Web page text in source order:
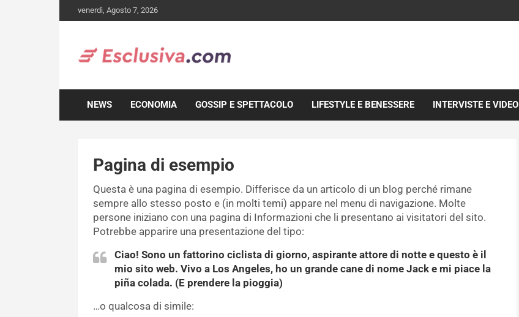
to
venerdì, Agosto 7, 2026
NEWS ECONOMIA GOSSIP E SPETTACOLO LIFESTYLE E BENESSERE INTERVISTE E VIDEO
Pagina di esempio
Questa è una pagina di esempio. Differisce da un articolo di un blog perché rimane
sempre allo stesso posto e (in molti temi) appare nel menu di navigazione. Molte
persone iniziano con una pagina di Informazioni che li presentano ai visitatori del sito.
Potrebbe apparire una presentazione del tipo:
Ciao! Sono un fattorino ciclista di giorno, aspirante attore di notte e questo è il
mio sito web. Vivo a Los Angeles, ho un grande cane di nome Jack e mi piace la
piña colada. (E prendere la pioggia)
…o qualcosa di simile: